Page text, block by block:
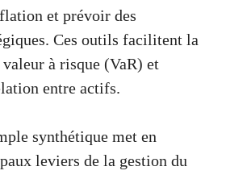
et prévoir des
Ces outils facilitent la
à risque (VaR) et
entre actifs.
synthétique met en
leviers de la gestion du